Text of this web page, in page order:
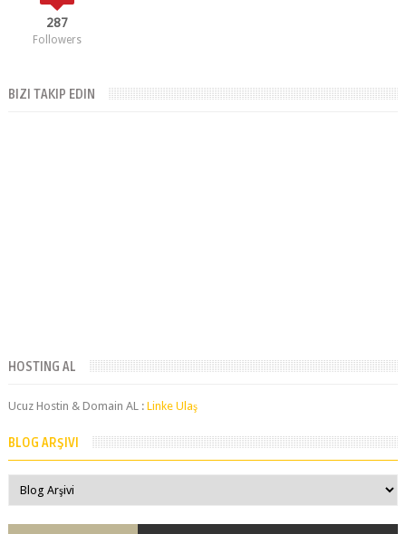
287
Followers
BIZI TAKIP EDIN
HOSTING AL
Ucuz Hostin & Domain AL : Linke Ulaş
BLOG ARŞIVI